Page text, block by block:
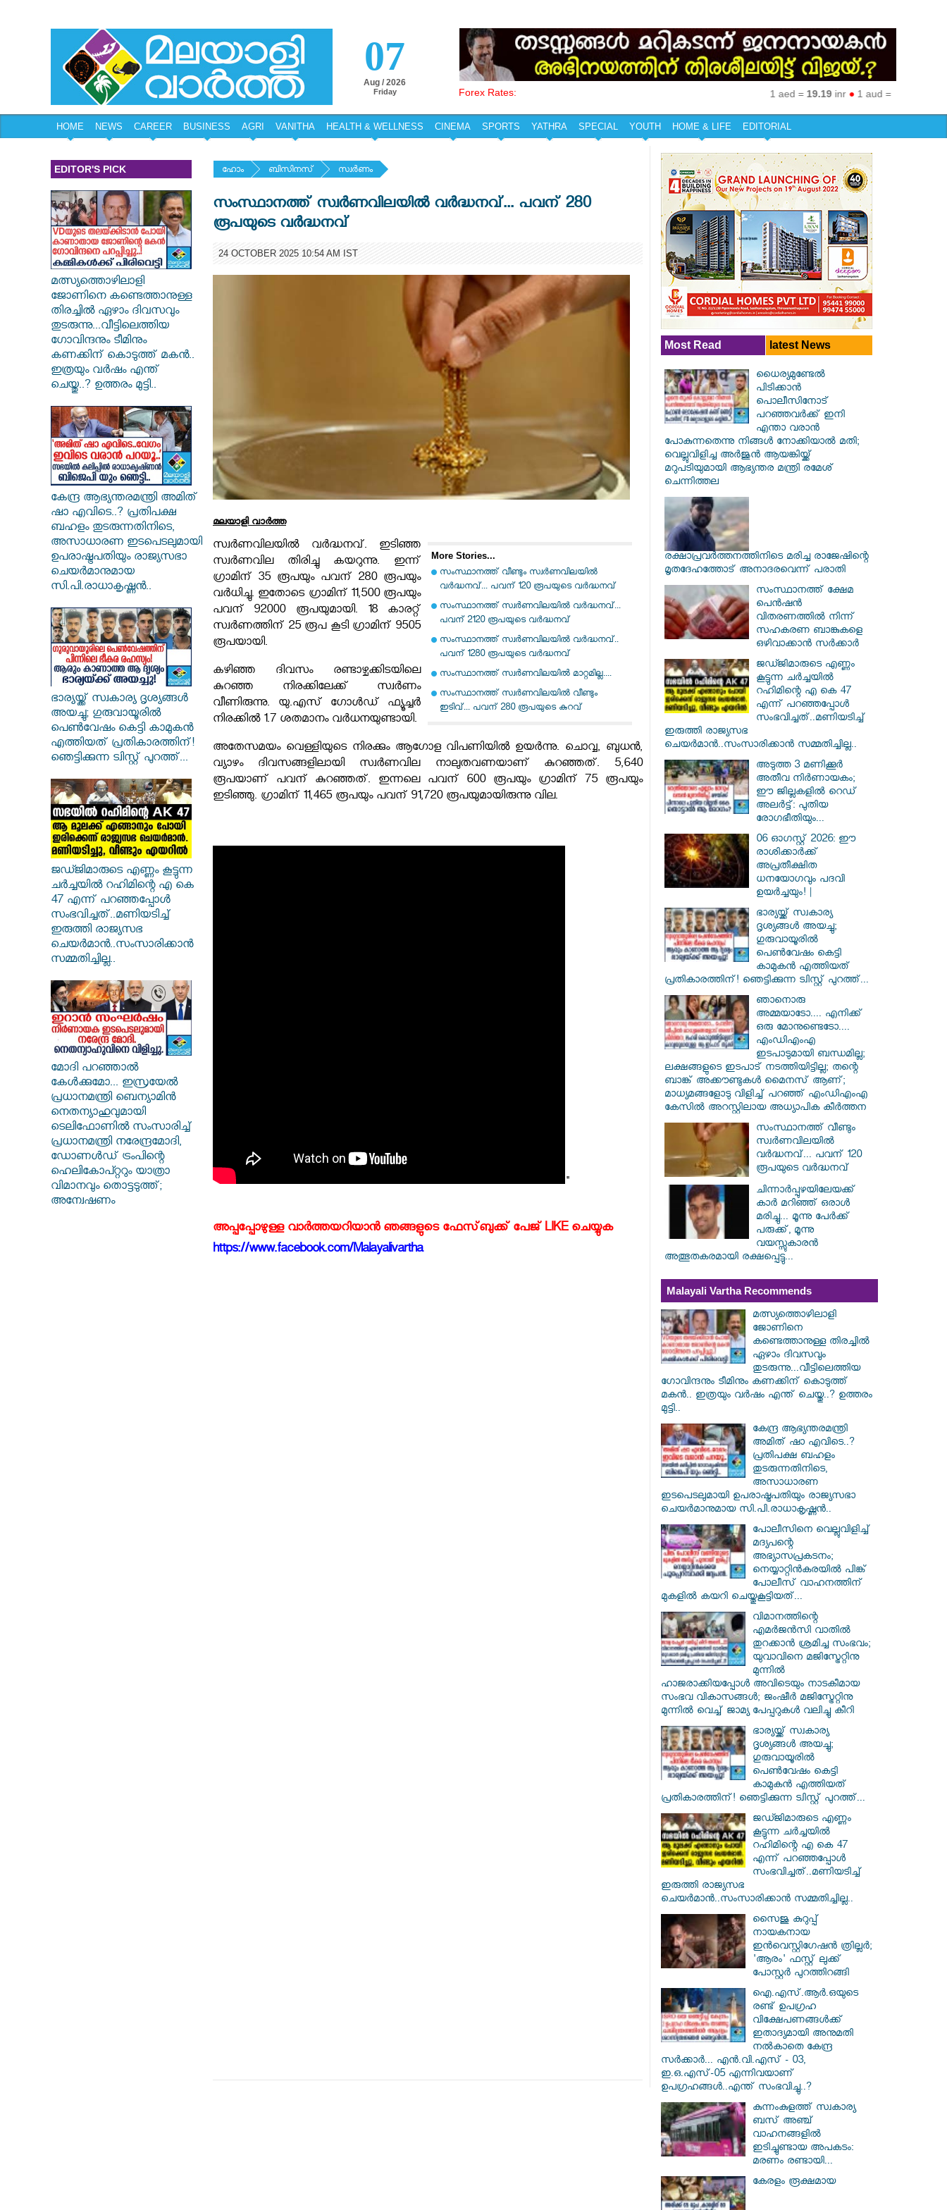
07
Aug / 2026
Friday Forex Rates: 1 aed =19.19inr●1 aud =50.27
HOME NEWS CAREER BUSINESS AGRI VANITHA HEALTH & WELLNESS CINEMA SPORTS YATHRA SPECIAL YOUTH HOME & LIFE EDITORIAL
EDITOR'S PICK
മത്സ്യത്തൊഴിലാളി
ജോണിനെ കണ്ടെത്താനുള്ള
തിരച്ചിൽ ഏഴാം ദിവസവും
തുടരുന്നു...വീട്ടിലെത്തിയ
ഗോവിന്ദനും ടീമിനും
കണക്കിന് കൊടുത്ത് മകൻ..
ഇത്രയും വർഷം എന്ത്
ചെയ്തു..? ഉത്തരം മുട്ടി..
കേന്ദ്ര ആഭ്യന്തരമന്ത്രി അമിത്
ഷാ എവിടെ..? പ്രതിപക്ഷ
ബഹളം തുടരുന്നതിനിടെ,
അസാധാരണ ഇടപെടലുമായി
ഉപരാഷ്ട്രപതിയും രാജ്യസഭാ
ചെയർമാനുമായ
സി.പി.രാധാകൃഷ്ണൻ..
ഭാര്യയ്ക്ക് സ്വകാര്യ ദൃശ്യങ്ങൾ
അയച്ചു; ഗുരുവായൂരിൽ
പെൺവേഷം കെട്ടി കാമുകൻ
എത്തിയത് പ്രതികാരത്തിന്!
ഞെട്ടിക്കുന്ന ട്വിസ്റ്റ് പുറത്ത്...
ജഡ്ജിമാരുടെ എണ്ണം കൂട്ടുന്ന
ചർച്ചയിൽ റഹിമിന്റെ എ കെ
47 എന്ന് പറഞ്ഞപ്പോൾ
സംഭവിച്ചത്..മണിയടിച്ച്
ഇരുത്തി രാജ്യസഭ
ചെയർമാൻ..സംസാരിക്കാൻ
സമ്മതിച്ചില്ല..
മോദി പറഞ്ഞാൽ
കേൾക്കുമോ... ഇസ്രയേൽ
പ്രധാനമന്ത്രി ബെന്യാമിൻ
നെതന്യാഹുവുമായി
ടെലിഫോണിൽ സംസാരിച്ച്
പ്രധാനമന്ത്രി നരേന്ദ്രമോദി,
ഡോണൾഡ് ട്രംപിന്റെ
ഹെലികോപ്റ്ററും യാത്രാ
വിമാനവും തൊട്ടടുത്ത്;
അന്വേഷണം
ഹോം ബിസിനസ് സ്വര്‍ണം
സംസ്ഥാനത്ത് സ്വർണവിലയിൽ വർദ്ധനവ്... പവന് 280
രൂപയുടെ വർദ്ധനവ്
24 OCTOBER 2025 10:54 AM IST
മലയാളി വാര്‍ത്ത
More Stories...
സംസ്ഥാനത്ത് വീണ്ടും സ്വർണവിലയിൽ
വർദ്ധനവ്... പവന് 120 രൂപയുടെ വർദ്ധനവ്
സംസ്ഥാനത്ത് സ്വര്‍ണവിലയിൽ വർദ്ധനവ്...
പവന് 2120 രൂപയുടെ വർദ്ധനവ്
സംസ്ഥാനത്ത് സ്വര്‍ണവിലയിൽ വർദ്ധനവ്..
പവന് 1280 രൂപയുടെ വർദ്ധനവ്
സംസ്ഥാനത്ത് സ്വര്‍ണവിലയില്‍ മാറ്റമില്ല....
സംസ്ഥാനത്ത് സ്വർണവിലയിൽ വീണ്ടും
ഇടിവ്... പവന് 280 രൂപയുടെ കുറവ്
സ്വർണവിലയിൽ വർദ്ധനവ്. ഇടിഞ്ഞ
സ്വർണവില തിരിച്ചു കയറുന്നു. ഇന്ന്
ഗ്രാമിന് 35 രൂപയും പവന് 280 രൂപയും
വർധിച്ചു. ഇതോടെ ഗ്രാമിന് 11,500 രൂപയും
പവന് 92000 രൂപയുമായി. 18 കാരറ്റ്
സ്വർണത്തിന് 25 രൂപ കൂടി ഗ്രാമിന് 9505
രൂപയായി.
കഴിഞ്ഞ ദിവസം രണ്ടാഴ്ചക്കിടയിലെ
കുറഞ്ഞ നിരക്കിലേക്ക് സ്വർണം
വീണിരുന്നു. യു.എസ് ഗോൾഡ് ഫ്യൂച്ചർ
നിരക്കിൽ 1.7 ശതമാനം വർധനയുണ്ടായി.
അതേസമയം വെള്ളിയുടെ നിരക്കും ആഗോള വിപണിയിൽ ഉയർന്നു. ചൊവ്വ, ബുധൻ,
വ്യാഴം ദിവസങ്ങളിലായി സ്വർണവില നാലുതവണയാണ് കുറഞ്ഞത്. 5,640
രൂപയാണ് പവന് കുറഞ്ഞത്. ഇന്നലെ പവന് 600 രൂപയും ഗ്രാമിന് 75 രൂപയും
ഇടിഞ്ഞു. ഗ്രാമിന് 11,465 രൂപയും പവന് 91,720 രൂപയുമായിരുന്നു വില.
"
അപ്പപ്പോഴുള്ള വാര്‍ത്തയറിയാന്‍ ഞങ്ങളുടെ ഫേസ്‌ബുക്ക്‌ പേജ് LIKE ചെയ്യുക
https://www.facebook.com/Malayalivartha
Most Read latest News
ധൈര്യമുണ്ടേൽ
പിടിക്കാൻ
പൊലീസിനോട്
പറഞ്ഞവർക്ക് ഇനി
എന്താ വരാൻ
പോകുന്നതെന്നു നിങ്ങൾ നോക്കിയാൽ മതി;
വെല്ലുവിളിച്ച അർജുൻ ആയങ്കിയ്ക്ക്
മറുപടിയുമായി ആഭ്യന്തര മന്ത്രി രമേശ്
ചെന്നിത്തല
രക്ഷാപ്രവര്‍ത്തനത്തിനിടെ മരിച്ച രാജേഷിന്റെ
മൃതദേഹത്തോട് അനാദരവെന്ന് പരാതി
സംസ്ഥാനത്ത് ക്ഷേമ
പെൻഷൻ
വിതരണത്തിൽ നിന്ന്
സഹകരണ ബാങ്കുകളെ
ഒഴിവാക്കാൻ സർക്കാർ
ജഡ്ജിമാരുടെ എണ്ണം
കൂട്ടുന്ന ചർച്ചയിൽ
റഹിമിന്റെ എ കെ 47
എന്ന് പറഞ്ഞപ്പോൾ
സംഭവിച്ചത്..മണിയടിച്ച്
ഇരുത്തി രാജ്യസഭ
ചെയർമാൻ..സംസാരിക്കാൻ സമ്മതിച്ചില്ല..
അടുത്ത 3 മണിക്കൂർ
അതീവ നിർണായകം;
ഈ ജില്ലകളിൽ റെഡ്
അലർട്ട്: പുതിയ
രോഗഭീതിയും...
06 ഓഗസ്റ്റ് 2026: ഈ
രാശിക്കാർക്ക്
അപ്രതീക്ഷിത
ധനയോഗവും പദവി
ഉയർച്ചയും! |
ഭാര്യയ്ക്ക് സ്വകാര്യ
ദൃശ്യങ്ങൾ അയച്ചു;
ഗുരുവായൂരിൽ
പെൺവേഷം കെട്ടി
കാമുകൻ എത്തിയത്
പ്രതികാരത്തിന്! ഞെട്ടിക്കുന്ന ട്വിസ്റ്റ് പുറത്ത്...
ഞാനൊരു
അമ്മയാടോ.... എനിക്ക്
ഒരു മോനുണ്ടെടോ....
എംഡിഎംഎ
ഇടപാടുമായി ബന്ധമില്ല;
ലക്ഷങ്ങളുടെ ഇടപാട് നടത്തിയിട്ടില്ല; തന്റെ
ബാങ്ക് അക്കൗണ്ടുകൾ മൈനസ് ആണ്;
മാധ്യമങ്ങളോടു വിളിച്ച് പറഞ്ഞ് എംഡിഎംഎ
കേസിൽ അറസ്റ്റിലായ അധ്യാപിക കീർത്തന
സംസ്ഥാനത്ത് വീണ്ടും
സ്വർണവിലയിൽ
വർദ്ധനവ്... പവന് 120
രൂപയുടെ വർദ്ധനവ്
ചിന്നാർപ്പുഴയിലേയക്ക്
കാർ മറിഞ്ഞ് ഒരാൾ
മരിച്ചു... മൂന്നു പേർക്ക്
പരുക്ക്, മൂന്നു
വയസ്സുകാരൻ
അത്ഭുതകരമായി രക്ഷപ്പെട്ടു...
Malayali Vartha Recommends
മത്സ്യത്തൊഴിലാളി
ജോണിനെ
കണ്ടെത്താനുള്ള തിരച്ചിൽ
ഏഴാം ദിവസവും
തുടരുന്നു...വീട്ടിലെത്തിയ
ഗോവിന്ദനും ടീമിനും കണക്കിന് കൊടുത്ത്
മകൻ.. ഇത്രയും വർഷം എന്ത് ചെയ്തു..? ഉത്തരം
മുട്ടി..
കേന്ദ്ര ആഭ്യന്തരമന്ത്രി
അമിത് ഷാ എവിടെ..?
പ്രതിപക്ഷ ബഹളം
തുടരുന്നതിനിടെ,
അസാധാരണ
ഇടപെടലുമായി ഉപരാഷ്ട്രപതിയും രാജ്യസഭാ
ചെയർമാനുമായ സി.പി.രാധാകൃഷ്ണൻ..
പോലീസിനെ വെല്ലുവിളിച്ച്
മദ്യപന്റെ
അഭ്യാസപ്രകടനം;
നെയ്യാറ്റിൻകരയിൽ പിങ്ക്
പോലീസ് വാഹനത്തിന്
മുകളിൽ കയറി ചെയ്തുകൂട്ടിയത്...
വിമാനത്തിന്റെ
എമർജൻസി വാതിൽ
തുറക്കാൻ ശ്രമിച്ച സംഭവം;
യുവാവിനെ മജിസ്ട്രേറ്റിനു
മുന്നിൽ
ഹാജരാക്കിയപ്പോൾ അവിടെയും നാടകീമായ
സംഭവ വികാസങ്ങൾ; ജംഷീർ മജിസ്ട്രേറ്റിനു
മുന്നിൽ വെച്ച് ജാമ്യ പേപ്പറുകൾ വലിച്ചു കീറി
ഭാര്യയ്ക്ക് സ്വകാര്യ
ദൃശ്യങ്ങൾ അയച്ചു;
ഗുരുവായൂരിൽ
പെൺവേഷം കെട്ടി
കാമുകൻ എത്തിയത്
പ്രതികാരത്തിന്! ഞെട്ടിക്കുന്ന ട്വിസ്റ്റ് പുറത്ത്...
ജഡ്ജിമാരുടെ എണ്ണം
കൂട്ടുന്ന ചർച്ചയിൽ
റഹിമിന്റെ എ കെ 47
എന്ന് പറഞ്ഞപ്പോൾ
സംഭവിച്ചത്..മണിയടിച്ച്
ഇരുത്തി രാജ്യസഭ
ചെയർമാൻ..സംസാരിക്കാൻ സമ്മതിച്ചില്ല..
സൈജു കുറുപ്പ്
നായകനായ
ഇൻവെസ്റ്റിഗേഷൻ ത്രില്ലർ;
'ആരം' ഫസ്റ്റ് ലുക്ക്
പോസ്റ്റർ പുറത്തിറങ്ങി
ഐ.എസ്.ആർ.ഒയുടെ
രണ്ട് ഉപഗ്രഹ
വിക്ഷേപണങ്ങൾക്ക്
ഇതാദ്യമായി അനുമതി
നൽകാതെ കേന്ദ്ര
സർക്കാർ... എൻ.വി.എസ് - 03,
ഇ.ഒ.എസ്-05 എന്നിവയാണ്
ഉപഗ്രഹങ്ങൾ..എന്ത് സംഭവിച്ചു..?
കുന്നംകുളത്ത് സ്വകാര്യ
ബസ് അഞ്ച്
വാഹനങ്ങളിൽ
ഇടിച്ചുണ്ടായ അപകടം:
മരണം രണ്ടായി...
കേരളം രൂക്ഷമായ